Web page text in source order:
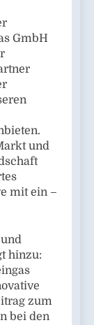
GmbH
und
mit ein –
hinzu:
zum
bei den